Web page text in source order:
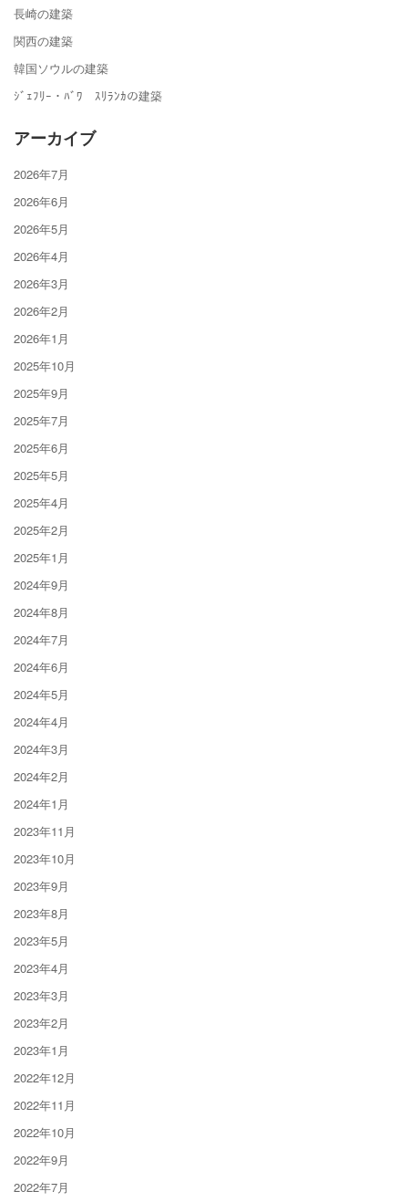
長崎の建築
関西の建築
韓国ソウルの建築
ｼﾞｪﾌﾘｰ・ﾊﾞﾜ ｽﾘﾗﾝｶの建築
アーカイブ
2026年7月
2026年6月
2026年5月
2026年4月
2026年3月
2026年2月
2026年1月
2025年10月
2025年9月
2025年7月
2025年6月
2025年5月
2025年4月
2025年2月
2025年1月
2024年9月
2024年8月
2024年7月
2024年6月
2024年5月
2024年4月
2024年3月
2024年2月
2024年1月
2023年11月
2023年10月
2023年9月
2023年8月
2023年5月
2023年4月
2023年3月
2023年2月
2023年1月
2022年12月
2022年11月
2022年10月
2022年9月
2022年7月